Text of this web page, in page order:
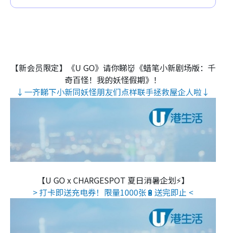
【新会员限定】《U GO》请你睇👹《蜡笔小新剧场版：千
奇百怪！我的妖怪假期》！
↓一齐睇下小新同妖怪朋友们点样联手拯救屋企人啦↓
【U GO x CHARGESPOT 夏日消暑企划⚡】
> 打卡即送充电券！限量1000张🔋送完即止 <